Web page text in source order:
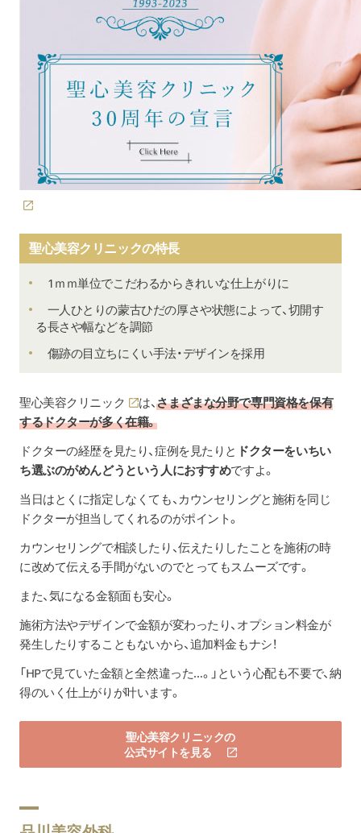
聖心美容クリニックの特長
1ｍｍ単位でこだわるからきれいな仕上がりに
一人ひとりの蒙古ひだの厚さや状態によって、切開す
る長さや幅などを調節
傷跡の目立ちにくい手法・デザインを採用
聖心美容クリニック は、さまざまな分野で専門資格を保有
するドクターが多く在籍。
ドクターの経歴を見たり、症例を見たりと ドクターをいちい
ち選ぶのがめんどうという人におすすめですよ。
当日はとくに指定しなくても、カウンセリングと施術を同じ
ドクターが担当してくれるのがポイント。
カウンセリングで相談したり、伝えたりしたことを施術の時
に改めて伝える手間がないのでとってもスムーズです。
また、気になる金額面も安心。
施術方法やデザインで金額が変わったり、オプション料金が
発生したりすることもないから、追加料金もナシ！
「HPで見ていた金額と全然違った…。」という心配も不要で、納
得のいく仕上がりが叶います。
聖心美容クリニックの
公式サイトを見る